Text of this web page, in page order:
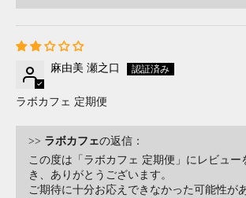
麻由美 瀬之口
ラボカフェ 定期便
>> ラボカフェの返信：
この度は「ラボカフェ 定期便」にレビュー
き、ありがとうございます。
ご期待に十分お応えできなかった可能性が